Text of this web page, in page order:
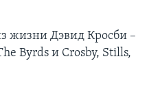
жизни Дэвид Кросби –
Byrds и Crosby, Stills,